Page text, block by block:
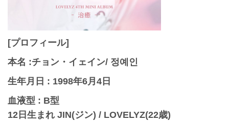
[プロフィール]
本名 :チョン・イェイン/ 정예인
生年月日 : 1998年6月4日
血液型 : B型
12日生まれ JIN(ジン) / LOVELYZ(22歳)